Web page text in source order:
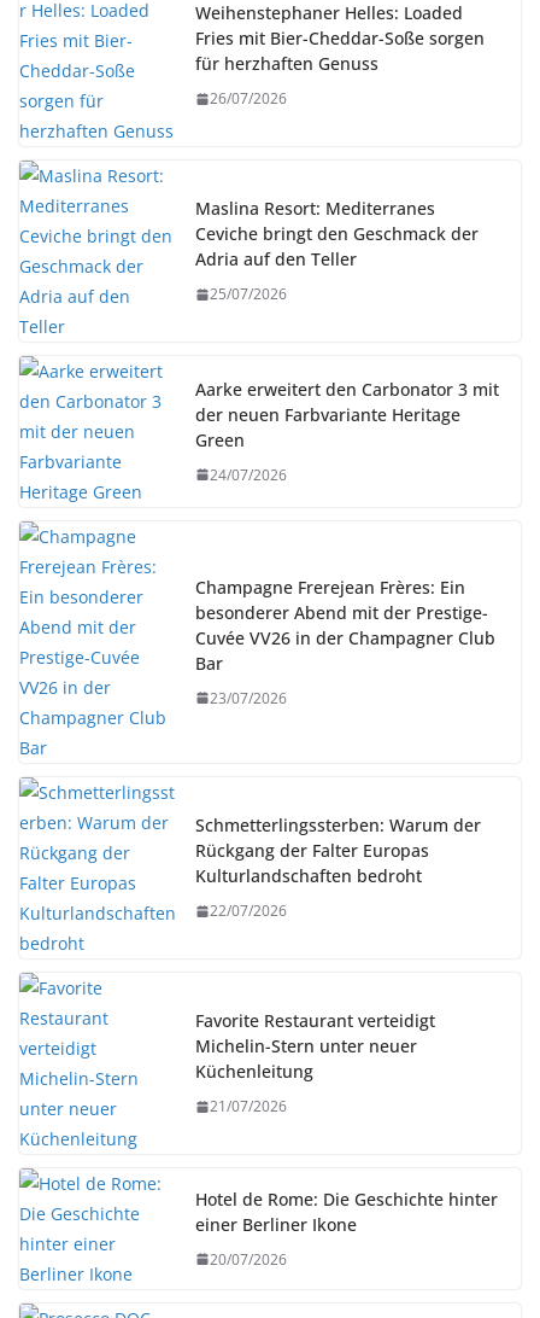
Weihenstephaner Helles: Loaded
Fries mit Bier-Cheddar-Soße sorgen
für herzhaften Genuss
26/07/2026
Maslina Resort: Mediterranes
Ceviche bringt den Geschmack der
Adria auf den Teller
25/07/2026
Aarke erweitert den Carbonator 3 mit
der neuen Farbvariante Heritage
Green
24/07/2026
Champagne Frerejean Frères: Ein
besonderer Abend mit der Prestige-
Cuvée VV26 in der Champagner Club
Bar
23/07/2026
Schmetterlingssterben: Warum der
Rückgang der Falter Europas
Kulturlandschaften bedroht
22/07/2026
Favorite Restaurant verteidigt
Michelin-Stern unter neuer
Küchenleitung
21/07/2026
Hotel de Rome: Die Geschichte hinter
einer Berliner Ikone
20/07/2026